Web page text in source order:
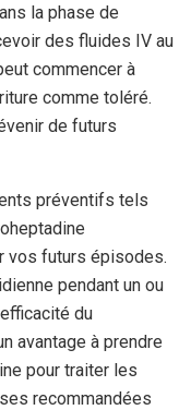
la phase de
des fluides IV au
commencer à
comme toléré.
de futurs
préventifs tels
vos futurs épisodes.
pendant un ou
du
avantage à prendre
pour traiter les
recommandées